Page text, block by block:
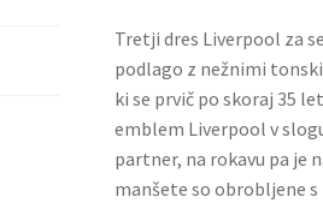
k
Tretji dres Liverpool za
podlago z nežnimi
ki se prvič po skoraj 35
emblem Liverpool v
partner, na rokavu pa je
manšete so obrobljene